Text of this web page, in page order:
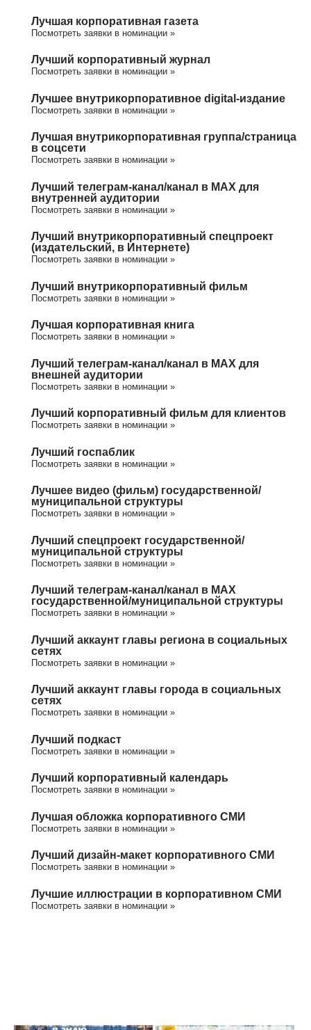
Лучшая корпоративная газета
Посмотреть заявки в номинации »
Лучший корпоративный журнал
Посмотреть заявки в номинации »
Лучшее внутрикорпоративное digital-издание
Посмотреть заявки в номинации »
Лучшая внутрикорпоративная группа/cтраница
в соцсети
Посмотреть заявки в номинации »
Лучший телеграм-канал/канал в МАХ для
внутренней аудитории
Посмотреть заявки в номинации »
Лучший внутрикорпоративный спецпроект
(издательский, в Интернете)
Посмотреть заявки в номинации »
Лучший внутрикорпоративный фильм
Посмотреть заявки в номинации »
Лучшая корпоративная книга
Посмотреть заявки в номинации »
Лучший телеграм-канал/канал в МАХ для
внешней аудитории
Посмотреть заявки в номинации »
Лучший корпоративный фильм для клиентов
Посмотреть заявки в номинации »
Лучший госпаблик
Посмотреть заявки в номинации »
Лучшее видео (фильм) государственной/
муниципальной структуры
Посмотреть заявки в номинации »
Лучший спецпроект государственной/
муниципальной структуры
Посмотреть заявки в номинации »
Лучший телеграм-канал/канал в МАХ
государственной/муниципальной структуры
Посмотреть заявки в номинации »
Лучший аккаунт главы региона в социальных
сетях
Посмотреть заявки в номинации »
Лучший аккаунт главы города в социальных
сетях
Посмотреть заявки в номинации »
Лучший подкаст
Посмотреть заявки в номинации »
Лучший корпоративный календарь
Посмотреть заявки в номинации »
Лучшая обложка корпоративного СМИ
Посмотреть заявки в номинации »
Лучший дизайн-макет корпоративного СМИ
Посмотреть заявки в номинации »
Лучшие иллюстрации в корпоративном СМИ
Посмотреть заявки в номинации »